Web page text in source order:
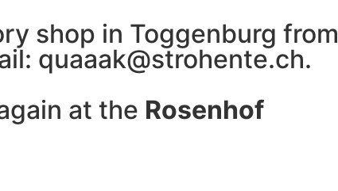
shop in Toggenburg from
quaaak@strohente.ch.
at the Rosenhof